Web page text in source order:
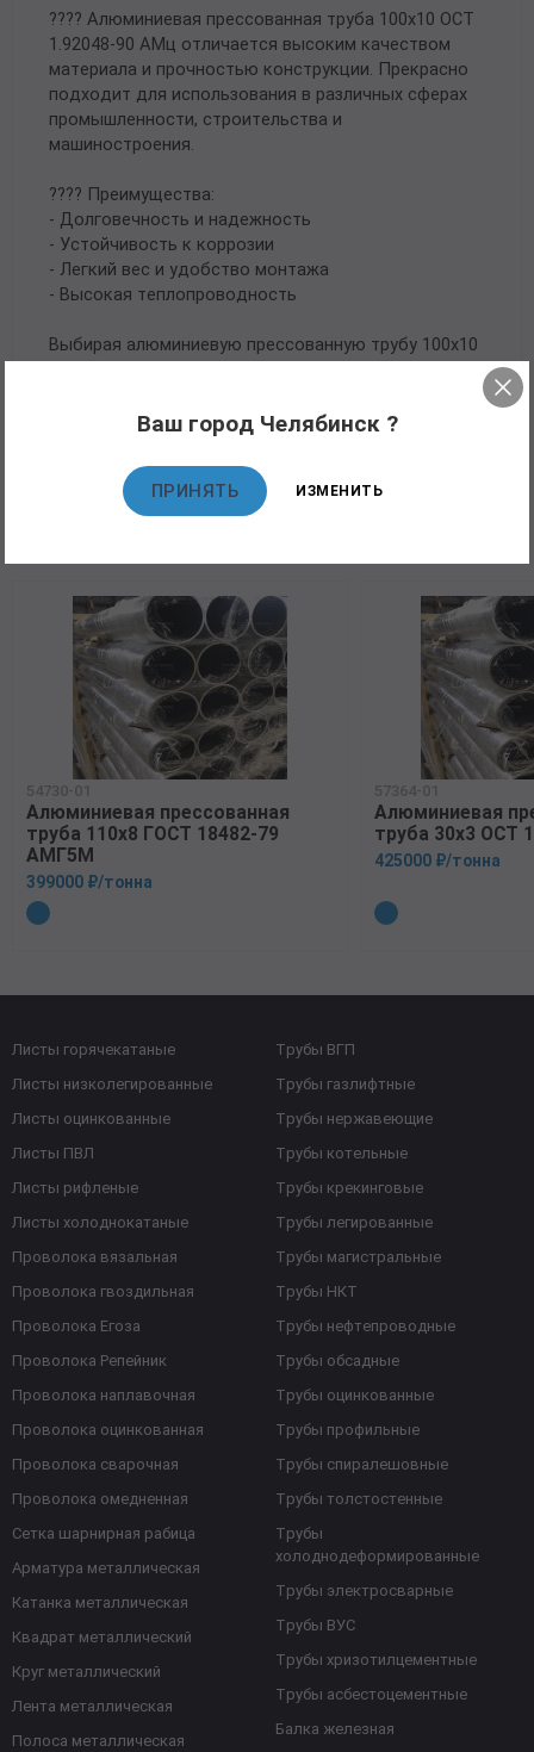
????️ Алюминиевая прессованная труба 100х10 ОСТ
1.92048-90 АМц отличается высоким качеством
материала и прочностью конструкции. Прекрасно
подходит для использования в различных сферах
промышленности, строительства и
машиностроения.
???? Преимущества:
- Долговечность и надежность
- Устойчивость к коррозии
- Легкий вес и удобство монтажа
- Высокая теплопроводность
Выбирая алюминиевую прессованную трубу 100х10
долгие годы.
54730-01
Алюминиевая прессованная
труба 110х8 ГОСТ 18482-79
АМГ5М
399000 ₽/тонна
57364-01
Алюминиевая
труба 30х3 ОСТ
425000 ₽/тонна
Листы горячекатаные
Листы низколегированные
Листы оцинкованные
Листы ПВЛ
Листы рифленые
Листы холоднокатаные
Проволока вязальная
Проволока гвоздильная
Проволока Егоза
Проволока Репейник
Проволока наплавочная
Проволока оцинкованная
Проволока сварочная
Проволока омедненная
Сетка шарнирная рабица
Арматура металлическая
Катанка металлическая
Квадрат металлический
Круг металлический
Лента металлическая
Полоса металлическая
Трубы ВГП
Трубы газлифтные
Трубы нержавеющие
Трубы котельные
Трубы крекинговые
Трубы легированные
Трубы магистральные
Трубы НКТ
Трубы нефтепроводные
Трубы обсадные
Трубы оцинкованные
Трубы профильные
Трубы спиралешовные
Трубы толстостенные
Трубы
холоднодеформированные
Трубы электросварные
Трубы ВУС
Трубы хризотилцементные
Трубы асбестоцементные
Балка железная
Ваш город Челябинск ?
ПРИНЯТЬ ИЗМЕНИТЬ